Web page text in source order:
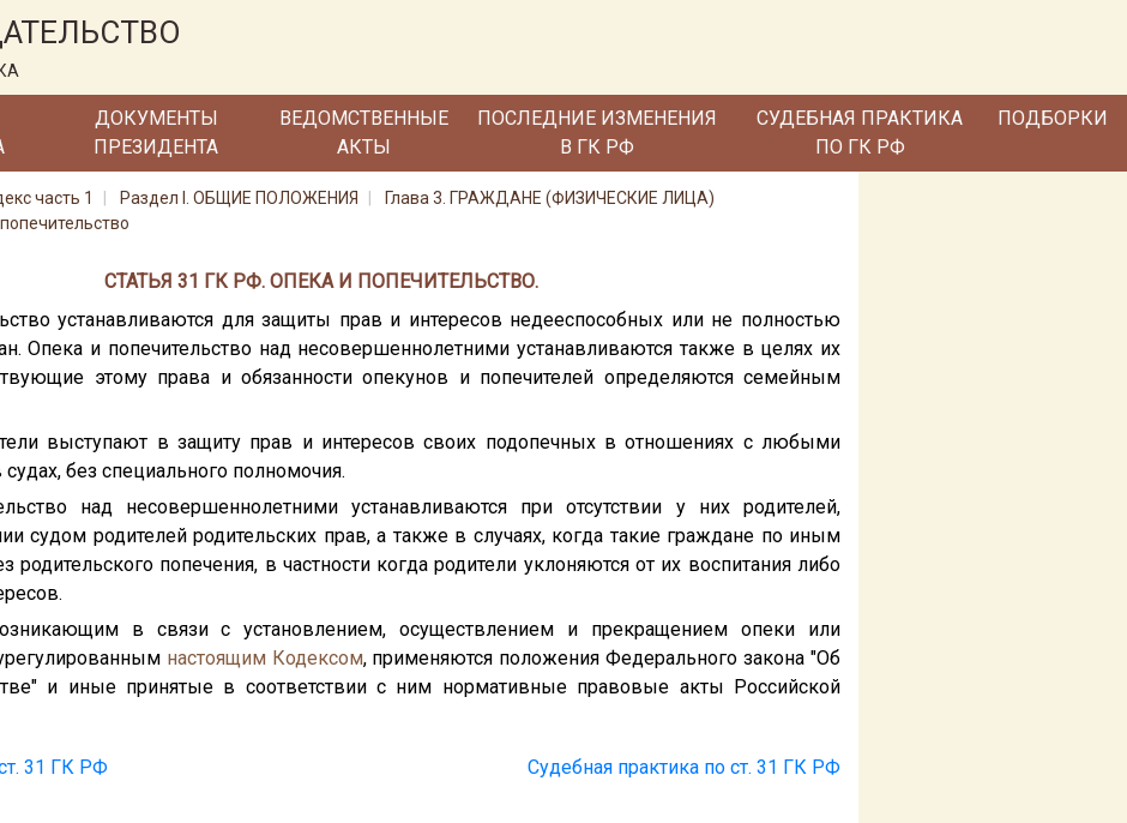
ДОКУМЕНТЫ
ПРЕЗИДЕНТА
ВЕДОМСТВЕННЫЕ
АКТЫ
ПОСЛЕДНИЕ ИЗМЕНЕНИЯ
В ГК РФ
СУДЕБНАЯ ПРАКТИКА
ПО ГК РФ
ПОДБОРКИ
часть 1 Раздел I. ОБЩИЕ ПОЛОЖЕНИЯ
Глава 3. ГРАЖДАНЕ (ФИЗИЧЕСКИЕ ЛИЦА)
СТАТЬЯ 31 ГК РФ. ОПЕКА И ПОПЕЧИТЕЛЬСТВО.
устанавливаются для защиты прав и интересов недееспособных или не полностью
Опека и попечительство над несовершеннолетними устанавливаются также в целях их
этому права и обязанности опекунов и попечителей определяются семейным
выступают в защиту прав и интересов своих подопечных в отношениях с любыми
без специального полномочия.
над несовершеннолетними устанавливаются при отсутствии у них родителей,
судом родителей родительских прав, а также в случаях, когда такие граждане по иным
родительского попечения, в частности когда родители уклоняются от их воспитания либо
в связи с установлением, осуществлением и прекращением опеки или
настоящим Кодексом, применяются положения Федерального закона "Об
и иные принятые в соответствии с ним нормативные правовые акты Российской
31 ГК РФ Судебная практика по ст. 31 ГК РФ